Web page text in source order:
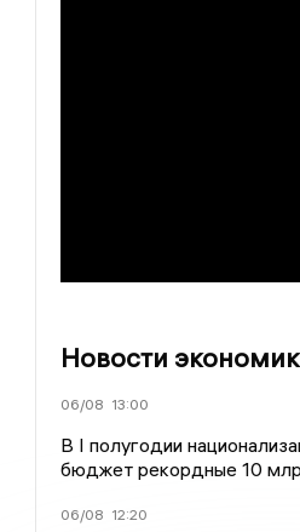
Новости
06/08 13:00
В I полугодии
бюджет рекордные 10
06/08 12:20